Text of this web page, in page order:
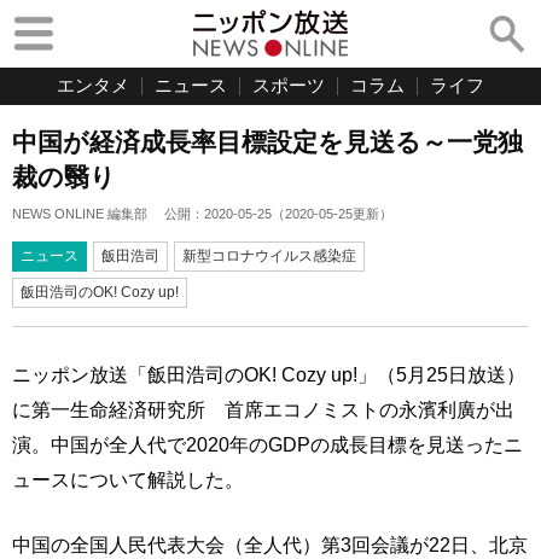
エンタメ ニュース スポーツ コラム ライフ
中国が経済成長率目標設定を見送る～一党独
裁の翳り
NEWS ONLINE 編集部 公開： 2020-05-25 （2020-05-25更新）
ニュース 飯田浩司 新型コロナウイルス感染症
飯田浩司のOK! Cozy up!
ニッポン放送「飯田浩司のOK! Cozy up!」（5月25日放送）
に第一生命経済研究所 首席エコノミストの永濱利廣が出
演。中国が全人代で2020年のGDPの成長目標を見送ったニ
ュースについて解説した。
中国の全国人民代表大会（全人代）第3回会議が22日、北京